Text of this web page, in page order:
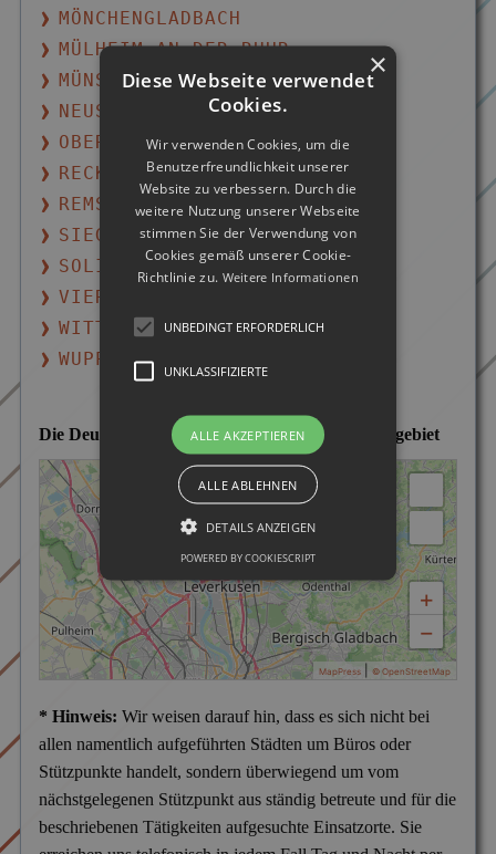
MÖNCHENGLADBACH
MÜLHEIM AN DER RUHR
MÜNSTER
NEUSS
OBERHAUSEN
RECKLINGHAUSEN
REMSCHEID
SIEGEN
SOLINGEN
VIERSEN
WITTEN
WUPPERTAL
Die Deutsche Detektei im Leverkusener Einsatzgebiet
+
−
MapPress| © OpenStreetMap
* Hinweis: Wir weisen darauf hin, dass es sich nicht bei
allen namentlich aufgeführten Städten um Büros oder
Stützpunkte handelt, sondern überwiegend um vom
nächstgelegenen Stützpunkt aus ständig betreute und für die
beschriebenen Tätigkeiten aufgesuchte Einsatzorte. Sie
×
Diese Webseite verwendet
Cookies.
Wir verwenden Cookies, um die
Benutzerfreundlichkeit unserer
Website zu verbessern. Durch die
weitere Nutzung unserer Webseite
stimmen Sie der Verwendung von
Cookies gemäß unserer Cookie-
Richtlinie zu. Weitere Informationen
UNBEDINGT ERFORDERLICH
UNKLASSIFIZIERTE
ALLE AKZEPTIEREN
ALLE ABLEHNEN
DETAILS ANZEIGEN
POWERED BY COOKIESCRIPT